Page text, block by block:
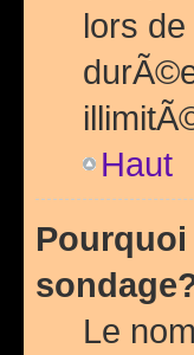
lors
Haut
Le